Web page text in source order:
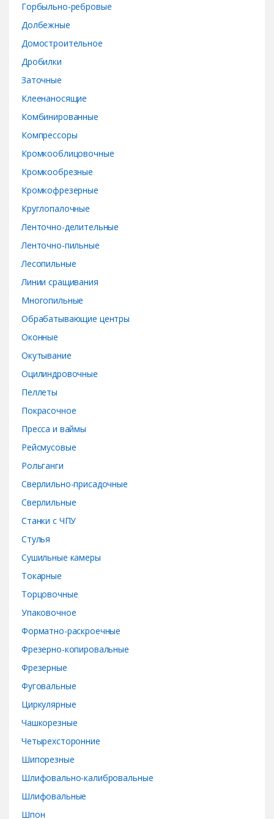
Горбыльно-ребровые
Долбежные
Домостроительное
Дробилки
Заточные
Клеенаносящие
Комбинированные
Компрессоры
Кромкооблицовочные
Кромкообрезные
Кромкофрезерные
Круглопалочные
Ленточно-делительные
Ленточно-пильные
Лесопильные
Линии сращивания
Многопильные
Обрабатывающие центры
Оконные
Окутывание
Оцилиндровочные
Пеллеты
Покрасочное
Пресса и ваймы
Рейсмусовые
Рольганги
Сверлильно-присадочные
Сверлильные
Станки с ЧПУ
Стулья
Сушильные камеры
Токарные
Торцовочные
Упаковочное
Форматно-раскроечные
Фрезерно-копировальные
Фрезерные
Фуговальные
Циркулярные
Чашкорезные
Четырехсторонние
Шипорезные
Шлифовально-калибровальные
Шлифовальные
Шпон